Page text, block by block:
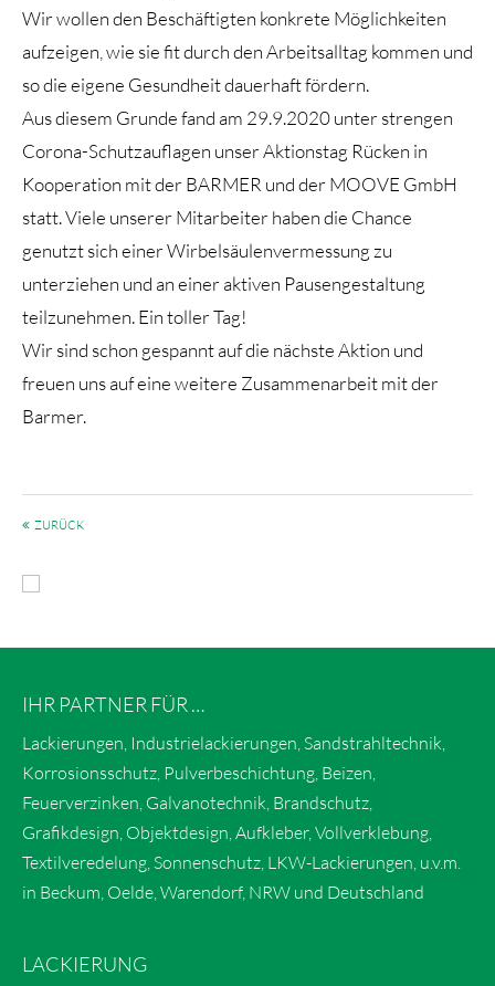
Wir wollen den Beschäftigten konkrete Möglichkeiten
aufzeigen, wie sie fit durch den Arbeitsalltag kommen und
so die eigene Gesundheit dauerhaft fördern.
Aus diesem Grunde fand am 29.9.2020 unter strengen
Corona-Schutzauflagen unser Aktionstag Rücken in
Kooperation mit der BARMER und der MOOVE GmbH
statt. Viele unserer Mitarbeiter haben die Chance
genutzt sich einer Wirbelsäulenvermessung zu
unterziehen und an einer aktiven Pausengestaltung
teilzunehmen. Ein toller Tag!
Wir sind schon gespannt auf die nächste Aktion und
freuen uns auf eine weitere Zusammenarbeit mit der
Barmer.
ZURÜCK
IHR PARTNER FÜR …
Lackierungen, Industrielackierungen, Sandstrahltechnik,
Korrosionsschutz, Pulverbeschichtung, Beizen,
Feuerverzinken, Galvanotechnik, Brandschutz,
Grafikdesign, Objektdesign, Aufkleber, Vollverklebung,
Textilveredelung, Sonnenschutz, LKW-Lackierungen, u.v.m.
in Beckum, Oelde, Warendorf, NRW und Deutschland
LACKIERUNG